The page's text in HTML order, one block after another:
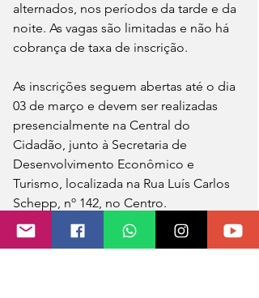
alternados, nos períodos da tarde e da
noite. As vagas são limitadas e não há
cobrança de taxa de inscrição.
As inscrições seguem abertas até o dia
03 de março e devem ser realizadas
presencialmente na Central do
Cidadão, junto à Secretaria de
Desenvolvimento Econômico e
Turismo, localizada na Rua Luís Carlos
Schepp, nº 142, no Centro.
Informações adicionais podem ser
obtidas pelo WhatsApp (55) 3551-1863.